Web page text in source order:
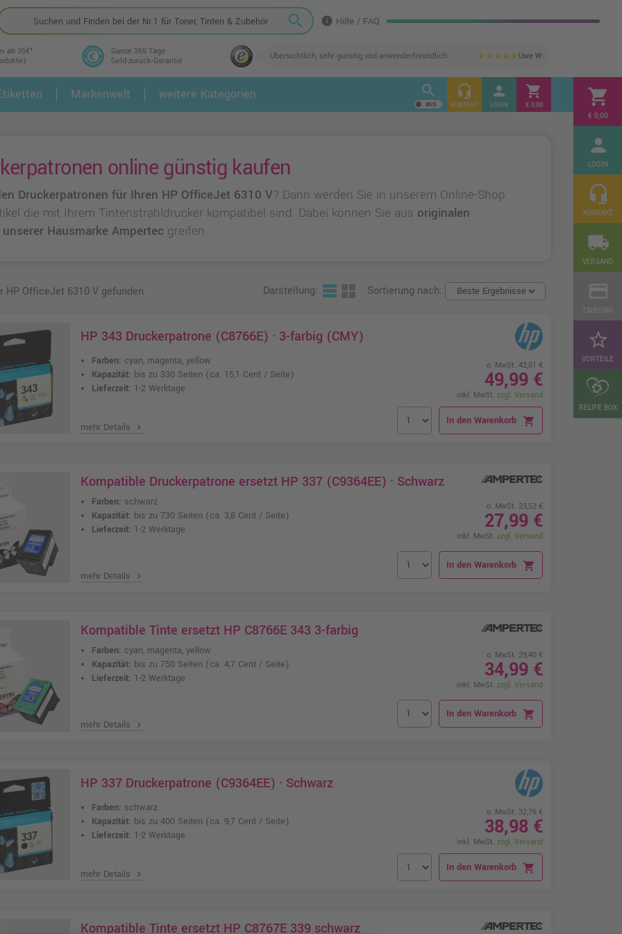
search info Hilfe / FAQ
ab 35€¹
Ganze 365 Tage
Geld-zurück-Garantie
Übersichtlich, sehr günstig und anwenderfreundlich star star star star star Uwe W.
shopping_cart
€ 0,00
person
LOGIN
headset_mic
KONTAKT
local_shipping
VERSAND
star_border
VORTEILE
RELIFE BOX
2.
Markenwelt weitere Kategorien search headset_mic
KONTAKT
person
LOGIN
shopping_cart
€ 0,00
online günstig kaufen
Druckerpatronen für Ihren HP OfficeJet 6310 V? Dann werden Sie in unserem Online-Shop
die mit Ihrem Tintenstrahldrucker kompatibel sind. Dabei können Sie aus originalen
unserer Hausmarke Ampertec greifen.
HP OfficeJet 6310 V gefunden Darstellung: Sortierung nach:
HP 343 Druckerpatrone (C8766E) · 3-farbig (CMY)
Farben: cyan, magenta, yellow
Kapazität: bis zu 330 Seiten (ca. 15,1 Cent / Seite)
Lieferzeit: 1-2 Werktage
mehr Details chevron_right
o. MwSt. 42,01 €
49,99 €
inkl. MwSt. zzgl. Versand
In den Warenkorb shopping_cart
Kompatible Druckerpatrone ersetzt HP 337 (C9364EE) · Schwarz
Farben: schwarz
Kapazität: bis zu 730 Seiten (ca. 3,8 Cent / Seite)
Lieferzeit: 1-2 Werktage
mehr Details chevron_right
o. MwSt. 23,52 €
27,99 €
inkl. MwSt. zzgl. Versand
In den Warenkorb shopping_cart
Kompatible Tinte ersetzt HP C8766E 343 3-farbig
Farben: cyan, magenta, yellow
Kapazität: bis zu 750 Seiten (ca. 4,7 Cent / Seite)
Lieferzeit: 1-2 Werktage
mehr Details chevron_right
o. MwSt. 29,40 €
34,99 €
inkl. MwSt. zzgl. Versand
In den Warenkorb shopping_cart
HP 337 Druckerpatrone (C9364EE) · Schwarz
Farben: schwarz
Kapazität: bis zu 400 Seiten (ca. 9,7 Cent / Seite)
Lieferzeit: 1-2 Werktage
mehr Details chevron_right
o. MwSt. 32,76 €
38,98 €
inkl. MwSt. zzgl. Versand
In den Warenkorb shopping_cart
Kompatible Tinte ersetzt HP C8767E 339 schwarz